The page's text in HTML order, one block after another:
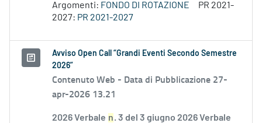
Argomenti: FONDO DI ROTAZIONE
PR 2021-
2027: PR 2021-2027
Avviso Open Call “Grandi Eventi Secondo Semestre
2026”
Contenuto Web - Data di Pubblicazione 27-
apr-2026 13.21
2026 Verbale n. 3 del 3 giugno 2026 Verbale